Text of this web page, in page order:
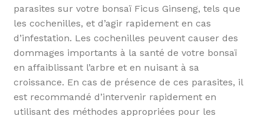
parasites sur votre bonsaï Ficus Ginseng, tels que
les cochenilles, et d’agir rapidement en cas
d’infestation. Les cochenilles peuvent causer des
dommages importants à la santé de votre bonsaï
en affaiblissant l’arbre et en nuisant à sa
croissance. En cas de présence de ces parasites, il
est recommandé d’intervenir rapidement en
utilisant des méthodes appropriées pour les